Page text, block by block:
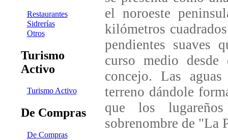
Restaurantes
Sidrerías
Otros
Turismo
Activo
Turismo Activo
De Compras
De Compras
el noroeste
kilómetros
pendientes suaves
curso medio
concejo. Las
terreno dándole
que los
sobrenombre de "La